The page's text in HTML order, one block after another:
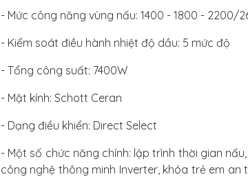
- Mức công năng vùng nấu: 1400 - 1800 - 2200/
- Kiểm soát điều hành nhiệt độ dầu: 5 mức độ
- Tổng công suất: 7400W
- Mặt kính: Schott Ceran
- Dạng điều khiển: Direct Select
- Một số chức năng chính: lập trình thời gian
công nghệ thông minh Inverter, khóa trẻ em